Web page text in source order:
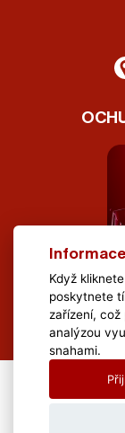
All Rights
Když
poskytnete
zařízení,
analýzou
snahami.